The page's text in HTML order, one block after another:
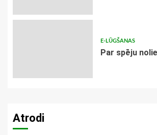
E-LŪGŠANAS
Par spēju
Atrodi